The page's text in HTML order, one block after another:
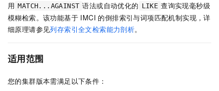
用 MATCH...AGAINST 语法或自动优化的 LIKE 查询实现毫秒级
模糊检索。该功能基于 IMCI 的倒排索引与词项匹配机制实现，详
细原理请参见列存索引全文检索能力剖析。
适用范围
您的集群版本需满足以下条件：